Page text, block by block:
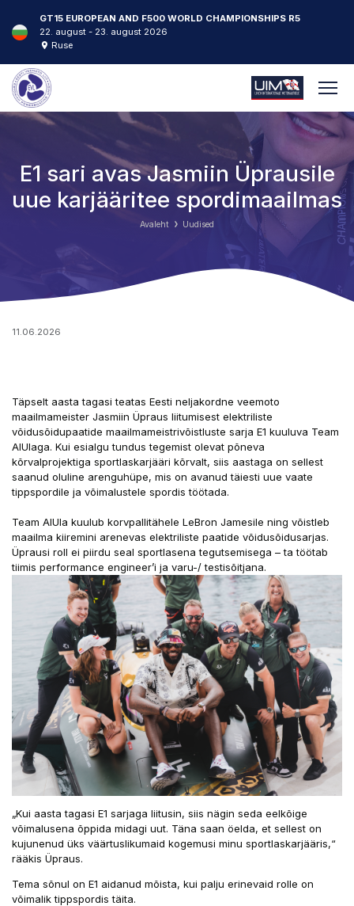
F125, F250 EUROPEAN CHAMPIONSHIPS
22. august - 23. august 2026
Rogozno
E1 sari avas Jasmiin Üprausile
uue karjääritee spordimaailmas
Avaleht Uudised
11.06.2026
Täpselt aasta tagasi teatas Eesti neljakordne veemoto
maailmameister Jasmiin Üpraus liitumisest elektriliste
võidusõidupaatide maailmameistrivõistluste sarja E1 kuuluva Team
AlUlaga. Kui esialgu tundus tegemist olevat põneva
kõrvalprojektiga sportlaskarjääri kõrvalt, siis aastaga on sellest
saanud oluline arenguhüpe, mis on avanud täiesti uue vaate
tippspordile ja võimalustele spordis töötada.
Team AlUla kuulub korvpallitähele LeBron Jamesile ning võistleb
maailma kiiremini arenevas elektriliste paatide võidusõidusarjas.
Üprausi roll ei piirdu seal sportlasena tegutsemisega – ta töötab
tiimis performance engineer’i ja varu-/ testisõitjana.
„Kui aasta tagasi E1 sarjaga liitusin, siis nägin seda eelkõige
võimalusena õppida midagi uut. Täna saan öelda, et sellest on
kujunenud üks väärtuslikumaid kogemusi minu sportlaskarjääris,“
rääkis Üpraus.
Tema sõnul on E1 aidanud mõista, kui palju erinevaid rolle on
võimalik tippspordis täita.